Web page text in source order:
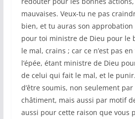
mauvaises. Veux-tu ne pas
bien, et tu auras son
pour toi ministre de Dieu pour le
le mal, crains ; car ce n’est pas
l’épée, étant ministre de Dieu
de celui qui fait le mal, et le
d’être soumis, non seulement
châtiment, mais aussi par motif
aussi pour cette raison que vous